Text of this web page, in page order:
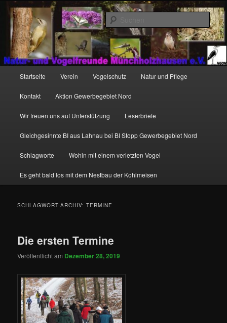
Zum
primären
Inhalt
springen
Zum
sekundären
Inhalt
springen
http://natur-und-vogelfreunde-muenchholzhausen.de/wp-
content/uploads/2017/12/cropped-HGON_logo.jpg
Startseite Verein Vogelschutz Natur und Pflege
Kontakt Aktion Gewerbegebiet Nord
Wir freuen uns auf Unterstützung Leserbriefe
Gleichgesinnte BI aus Lahnau bei BI Stopp Gewerbegebiet Nord
Schlagworte Wohin mit einem verletzten Vogel
Es geht bald los mit dem Nestbau der Kohlmeisen
SCHLAGWORT-ARCHIV:TERMINE
Die ersten Termine
Veröffentlicht am Dezember 28, 2019